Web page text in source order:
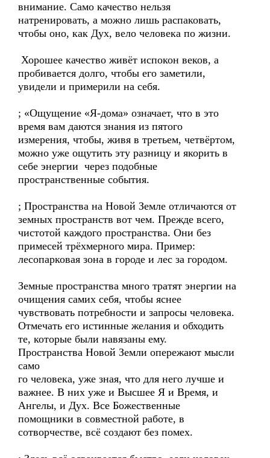
внимание. Само качество нельзя
натренировать, а можно лишь распаковать,
чтобы оно, как Дух, вело человека по жизни.
Хорошее качество живёт испокон веков, а
пробивается долго, чтобы его заметили,
увидели и примерили на себя.
; «Ощущение «Я-дома» означает, что в это
время вам даются знания из пятого
измерения, чтобы, живя в третьем, четвёртом,
можно уже ощутить эту разницу и якорить в
себе энергии через подобные
пространственные события.
; Пространства на Новой Земле отличаются от
земных пространств вот чем. Прежде всего,
чистотой каждого пространства. Они без
примесей трёхмерного мира. Пример:
лесопарковая зона в городе и лес за городом.
Земные пространства много тратят энергии на
очищения самих себя, чтобы яснее
чувствовать потребности и запросы человека.
Отмечать его истинные желания и обходить
те, которые были навязаны ему.
Пространства Новой Земли опережают мысли
само
го человека, уже зная, что для него лучше и
важнее. В них уже и Высшее Я и Время, и
Ангелы, и Дух. Все Божественные
помощники в совместной работе, в
сотворчестве, всё создают без помех.